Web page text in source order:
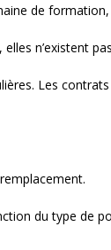
de
n’existent
Les
du type de